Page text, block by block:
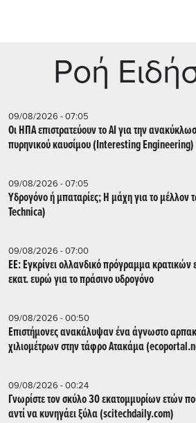
Ρoή
09/08/2026 - 07:05
Οι ΗΠΑ επιστρατεύουν το AI για την
πυρηνικού καυσίμου (Interesting Engineering)
09/08/2026 - 07:05
Υδρογόνο ή μπαταρίες; Η μάχη για το
Technica)
09/08/2026 - 07:00
ΕΕ: Εγκρίνει ολλανδικό πρόγραμμα
εκατ. ευρώ για το πράσινο υδρογόνο
09/08/2026 - 00:50
Επιστήμονες ανακάλυψαν ένα άγνωστο
χιλιομέτρων στην τάφρο Ατακάμα
09/08/2026 - 00:24
Γνωρίστε τον σκύλο 30 εκατομμυρίων ετών
αντί να κυνηγάει ξύλα (scitechdaily.com)